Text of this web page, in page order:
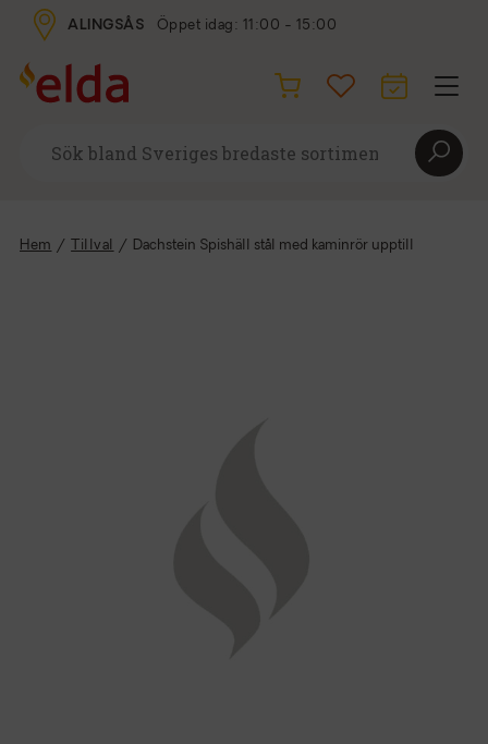
ALINGSÅS Öppet idag: 11:00 - 15:00
Hem / Tillval / Dachstein Spishäll stål med kaminrör upptill